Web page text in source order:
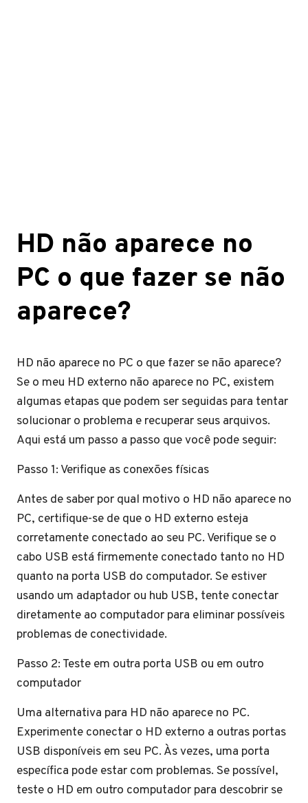
HD não aparece no
PC o que fazer se não
aparece?
HD não aparece no PC o que fazer se não aparece?
Se o meu HD externo não aparece no PC, existem
algumas etapas que podem ser seguidas para tentar
solucionar o problema e recuperar seus arquivos.
Aqui está um passo a passo que você pode seguir:
Passo 1: Verifique as conexões físicas
Antes de saber por qual motivo o HD não aparece no
PC, certifique-se de que o HD externo esteja
corretamente conectado ao seu PC. Verifique se o
cabo USB está firmemente conectado tanto no HD
quanto na porta USB do computador. Se estiver
usando um adaptador ou hub USB, tente conectar
diretamente ao computador para eliminar possíveis
problemas de conectividade.
Passo 2: Teste em outra porta USB ou em outro
computador
Uma alternativa para HD não aparece no PC.
Experimente conectar o HD externo a outras portas
USB disponíveis em seu PC. Às vezes, uma porta
específica pode estar com problemas. Se possível,
teste o HD em outro computador para descobrir se